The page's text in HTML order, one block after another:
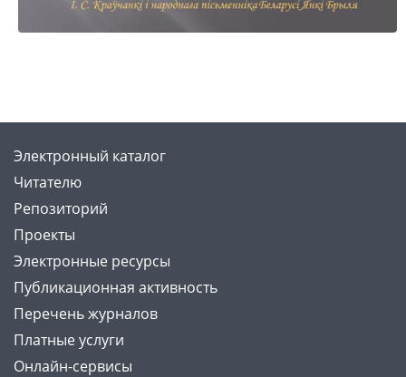
Электронный каталог
Читателю
Репозиторий
Проекты
Электронные ресурсы
Публикационная активность
Перечень журналов
Платные услуги
Онлайн-сервисы